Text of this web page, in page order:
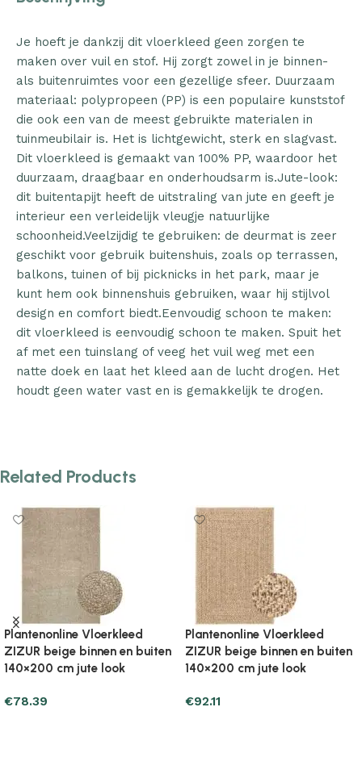
Je hoeft je dankzij dit vloerkleed geen zorgen te
maken over vuil en stof. Hij zorgt zowel in je binnen-
als buitenruimtes voor een gezellige sfeer. Duurzaam
materiaal: polypropeen (PP) is een populaire kunststof
die ook een van de meest gebruikte materialen in
tuinmeubilair is. Het is lichtgewicht, sterk en slagvast.
Dit vloerkleed is gemaakt van 100% PP, waardoor het
duurzaam, draagbaar en onderhoudsarm is.Jute-look:
dit buitentapijt heeft de uitstraling van jute en geeft je
interieur een verleidelijk vleugje natuurlijke
schoonheid.Veelzijdig te gebruiken: de deurmat is zeer
geschikt voor gebruik buitenshuis, zoals op terrassen,
balkons, tuinen of bij picknicks in het park, maar je
kunt hem ook binnenshuis gebruiken, waar hij stijlvol
design en comfort biedt.Eenvoudig schoon te maken:
dit vloerkleed is eenvoudig schoon te maken. Spuit het
af met een tuinslang of veeg het vuil weg met een
natte doek en laat het kleed aan de lucht drogen. Het
houdt geen water vast en is gemakkelijk te drogen.
Related Products
Plantenonline Vloerkleed
ZIZUR beige binnen en buiten
200×290 cm jute look
€165.61
Plantenonline Vloerkleed
ZIZUR beige binnen en buiten
200×290 cm jute look
€140.13